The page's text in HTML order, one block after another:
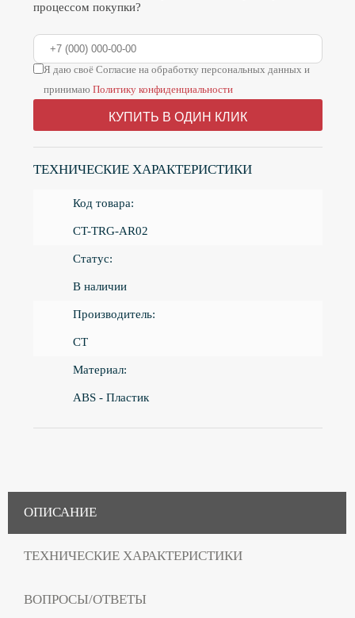
процессом покупки?
Я даю своё Согласие на обработку персональных данных и
принимаю Политику конфиденциальности
КУПИТЬ В ОДИН КЛИК
ТЕХНИЧЕСКИЕ ХАРАКТЕРИСТИКИ
Код товара:
CT-TRG-AR02
Статус:
В наличии
Производитель:
CT
Материал:
ABS - Пластик
ОПИСАНИЕ
ТЕХНИЧЕСКИЕ ХАРАКТЕРИСТИКИ
ВОПРОСЫ/ОТВЕТЫ